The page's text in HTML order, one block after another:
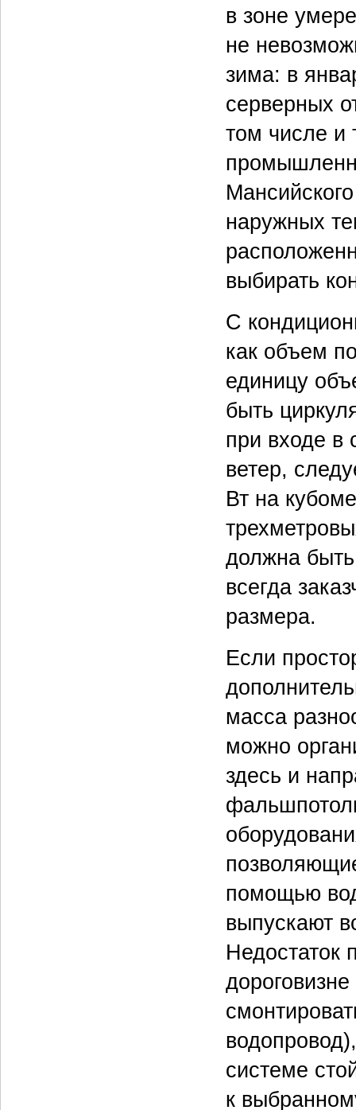
в зоне
не
зима: в
серверных
том числе и
наружных
выбирать
С
как объем
единицу
быть
при входе в
ветер,
Вт на
должна
всегда
размера.
Если
масса
можно
здесь и
помощью
выпускают
Недостаток
системе
к